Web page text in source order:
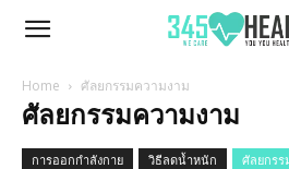
345Health
Home ศัลยกรรมความงาม
ศัลยกรรมความงาม
การออกกำลังกาย วิธีลดน้ำหนัก ศัลยกรร